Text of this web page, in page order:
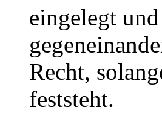
eingelegt
Recht,
feststeht.